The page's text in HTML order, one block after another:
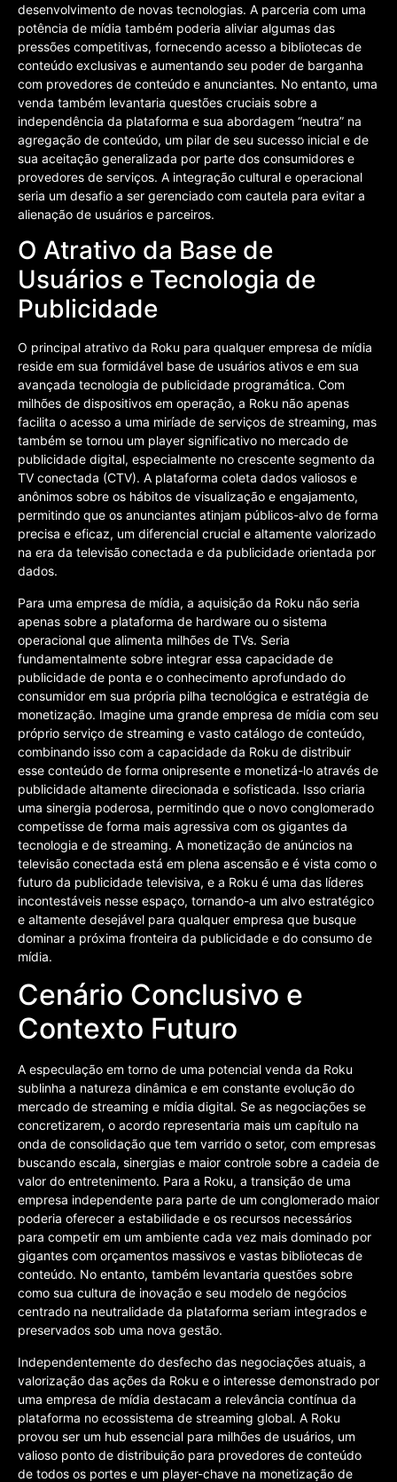
desenvolvimento de novas tecnologias. A parceria com uma
potência de mídia também poderia aliviar algumas das
pressões competitivas, fornecendo acesso a bibliotecas de
conteúdo exclusivas e aumentando seu poder de barganha
com provedores de conteúdo e anunciantes. No entanto, uma
venda também levantaria questões cruciais sobre a
independência da plataforma e sua abordagem “neutra” na
agregação de conteúdo, um pilar de seu sucesso inicial e de
sua aceitação generalizada por parte dos consumidores e
provedores de serviços. A integração cultural e operacional
seria um desafio a ser gerenciado com cautela para evitar a
alienação de usuários e parceiros.
O Atrativo da Base de
Usuários e Tecnologia de
Publicidade
O principal atrativo da Roku para qualquer empresa de mídia
reside em sua formidável base de usuários ativos e em sua
avançada tecnologia de publicidade programática. Com
milhões de dispositivos em operação, a Roku não apenas
facilita o acesso a uma miríade de serviços de streaming, mas
também se tornou um player significativo no mercado de
publicidade digital, especialmente no crescente segmento da
TV conectada (CTV). A plataforma coleta dados valiosos e
anônimos sobre os hábitos de visualização e engajamento,
permitindo que os anunciantes atinjam públicos-alvo de forma
precisa e eficaz, um diferencial crucial e altamente valorizado
na era da televisão conectada e da publicidade orientada por
dados.
Para uma empresa de mídia, a aquisição da Roku não seria
apenas sobre a plataforma de hardware ou o sistema
operacional que alimenta milhões de TVs. Seria
fundamentalmente sobre integrar essa capacidade de
publicidade de ponta e o conhecimento aprofundado do
consumidor em sua própria pilha tecnológica e estratégia de
monetização. Imagine uma grande empresa de mídia com seu
próprio serviço de streaming e vasto catálogo de conteúdo,
combinando isso com a capacidade da Roku de distribuir
esse conteúdo de forma onipresente e monetizá-lo através de
publicidade altamente direcionada e sofisticada. Isso criaria
uma sinergia poderosa, permitindo que o novo conglomerado
competisse de forma mais agressiva com os gigantes da
tecnologia e de streaming. A monetização de anúncios na
televisão conectada está em plena ascensão e é vista como o
futuro da publicidade televisiva, e a Roku é uma das líderes
incontestáveis nesse espaço, tornando-a um alvo estratégico
e altamente desejável para qualquer empresa que busque
dominar a próxima fronteira da publicidade e do consumo de
mídia.
Cenário Conclusivo e
Contexto Futuro
A especulação em torno de uma potencial venda da Roku
sublinha a natureza dinâmica e em constante evolução do
mercado de streaming e mídia digital. Se as negociações se
concretizarem, o acordo representaria mais um capítulo na
onda de consolidação que tem varrido o setor, com empresas
buscando escala, sinergias e maior controle sobre a cadeia de
valor do entretenimento. Para a Roku, a transição de uma
empresa independente para parte de um conglomerado maior
poderia oferecer a estabilidade e os recursos necessários
para competir em um ambiente cada vez mais dominado por
gigantes com orçamentos massivos e vastas bibliotecas de
conteúdo. No entanto, também levantaria questões sobre
como sua cultura de inovação e seu modelo de negócios
centrado na neutralidade da plataforma seriam integrados e
preservados sob uma nova gestão.
Independentemente do desfecho das negociações atuais, a
valorização das ações da Roku e o interesse demonstrado por
uma empresa de mídia destacam a relevância contínua da
plataforma no ecossistema de streaming global. A Roku
provou ser um hub essencial para milhões de usuários, um
valioso ponto de distribuição para provedores de conteúdo
de todos os portes e um player-chave na monetização de